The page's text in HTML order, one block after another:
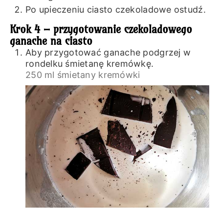
Po upieczeniu ciasto czekoladowe ostudź.
Krok 4 – przygotowanie czekoladowego
ganache na ciasto
Aby przygotować ganache podgrzej w
rondelku śmietanę kremówkę.
250 ml śmietany kremówki